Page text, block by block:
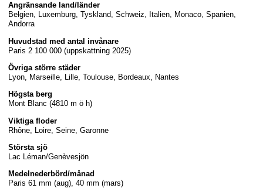
Angränsande land/länder
Belgien, Luxemburg, Tyskland, Schweiz, Italien, Monaco, Spanien,
Andorra
Huvudstad med antal invånare
Paris 2 100 000 (uppskattning 2025)
Övriga större städer
Lyon, Marseille, Lille, Toulouse, Bordeaux, Nantes
Högsta berg
Mont Blanc (4810 m ö h)
Viktiga floder
Rhône, Loire, Seine, Garonne
Största sjö
Lac Léman/Genèvesjön
Medelnederbörd/månad
Paris 61 mm (aug), 40 mm (mars)